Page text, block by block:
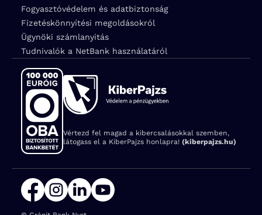
Fogyasztóvédelem és adatbiztonság
Fizetéskönnyítési megoldásokról
Ügynöki számlanyitás
Tudnivalók a NetBank használatáról
Vértezd fel magad a kibercsalásokkal szemben,
látogass el a KiberPajzs honlapra! (kiberpajzs.hu)